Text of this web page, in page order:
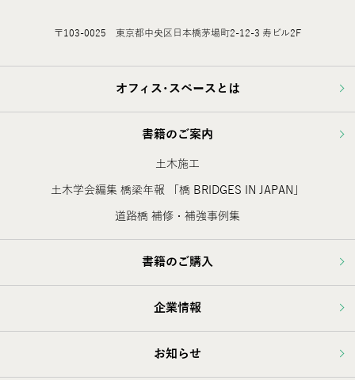
〒103-0025 東京都中央区日本橋茅場町2-12-3 寿ビル2F
オフィス･スペースとは
書籍のご案内
土木施工
土木学会編集 橋梁年報 「橋 BRIDGES IN JAPAN」
道路橋 補修・補強事例集
書籍のご購入
企業情報
お知らせ